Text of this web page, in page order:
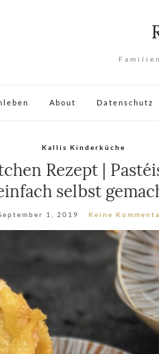
About Datenschutz
Kallis Kinderküche
Rezept |
selbst
1, 2019 Keine